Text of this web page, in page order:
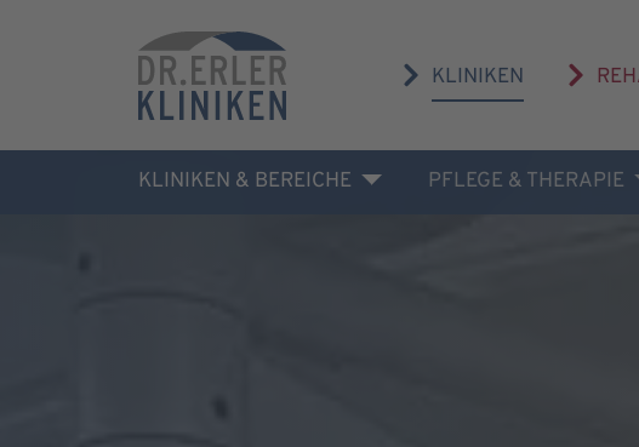
KLINIKEN
KLINIKEN & BEREICHE PFLEGE & THERAPIE